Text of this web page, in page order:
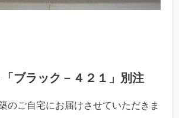
ブラック－４２１」別注
のご自宅にお届けさせていただきま